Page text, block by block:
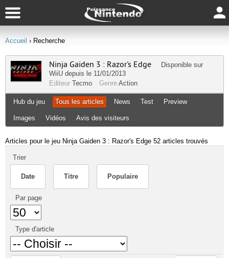
Accueil › Recherche
Ninja Gaiden 3 : Razor's Edge
Disponible sur
WiiU depuis le 11/01/2013
Editeur Tecmo Genre Action
Hub du jeu Tous les articles News Test Preview
Images Vidéos Avis des visiteurs
Articles pour le jeu Ninja Gaiden 3 : Razor's Edge 52 articles trouvés
Trier
Date Titre Populaire
Par page
Type d'article